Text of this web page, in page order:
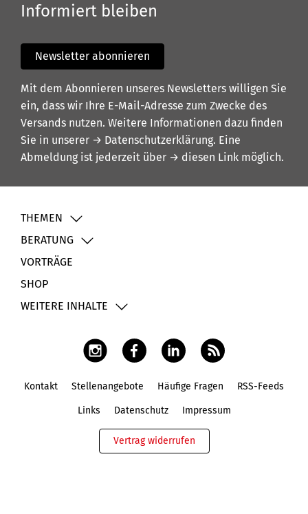
Informiert bleiben
Newsletter abonnieren
Mit dem Abonnieren unseres Newsletters willigen Sie
ein, dass wir Ihre E-Mail-Adresse zum Zwecke des
Versands nutzen. Weitere Informationen dazu finden
Sie in unserer → Datenschutzerklärung. Eine
Abmeldung ist jederzeit über → diesen Link möglich.
THEMEN
BERATUNG
VORTRÄGE
SHOP
WEITERE INHALTE
Kontakt Stellenangebote Häufige Fragen RSS-Feeds
Links Datenschutz Impressum
Vertrag widerrufen